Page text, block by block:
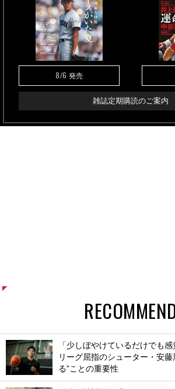
8/6 発売
雑誌定期購読のご案内
「少しぼやけているだけでも
リーグ屈指のシューター・安藤
る”ことの重要性